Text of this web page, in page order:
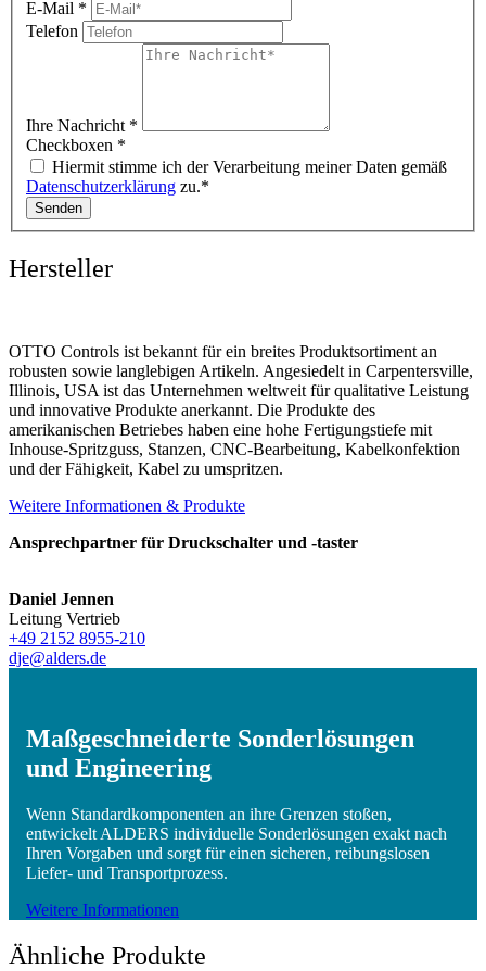
E-Mail *
Telefon
Ihre Nachricht *
Checkboxen *
Hiermit stimme ich der Verarbeitung meiner Daten gemäß
Datenschutzerklärung zu.*
Senden
Hersteller
OTTO Controls ist bekannt für ein breites Produktsortiment an
robusten sowie langlebigen Artikeln. Angesiedelt in Carpentersville,
Illinois, USA ist das Unternehmen weltweit für qualitative Leistung
und innovative Produkte anerkannt. Die Produkte des
amerikanischen Betriebes haben eine hohe Fertigungstiefe mit
Inhouse-Spritzguss, Stanzen, CNC-Bearbeitung, Kabelkonfektion
und der Fähigkeit, Kabel zu umspritzen.
Weitere Informationen & Produkte
Ansprechpartner für Druckschalter und -taster
Daniel Jennen
Leitung Vertrieb
+49 2152 8955-210
dje@alders.de
Maßgeschneiderte Sonderlösungen
und Engineering
Wenn Standardkomponenten an ihre Grenzen stoßen,
entwickelt ALDERS individuelle Sonderlösungen exakt nach
Ihren Vorgaben und sorgt für einen sicheren, reibungslosen
Liefer- und Transportprozess.
Weitere Informationen
Ähnliche Produkte